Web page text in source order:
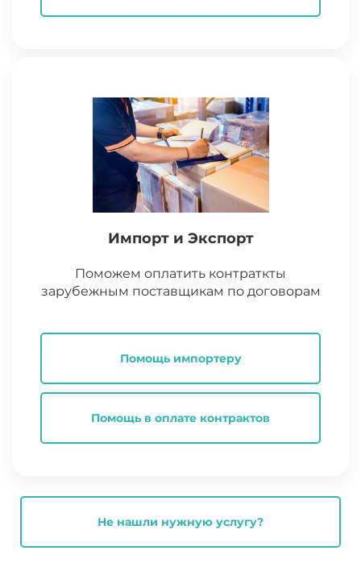
Импорт и Экспорт
Поможем оплатить контраткты
зарубежным поставщикам по договорам
Помощь импортеру
Помощь в оплате контрактов
Не нашли нужную услугу?